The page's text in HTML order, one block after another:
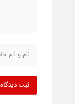
ثبت دیدگاه